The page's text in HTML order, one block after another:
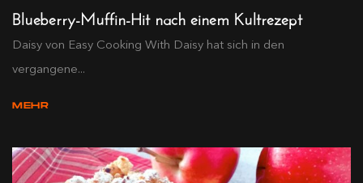
Blueberry-Muffin-Hit nach einem Kultrezept
Daisy von Easy Cooking With Daisy hat sich in den
vergangene...
MEHR